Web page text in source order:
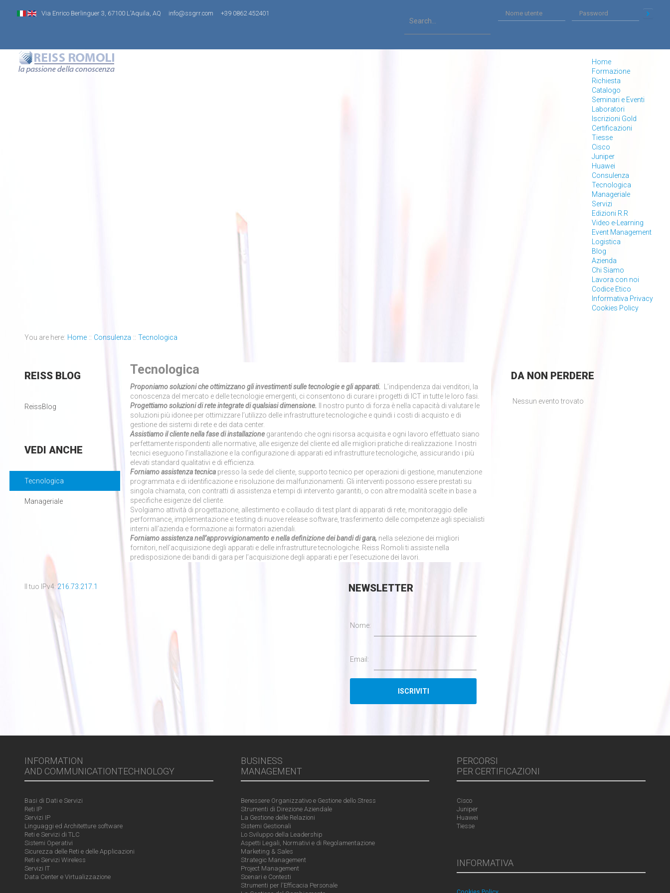
Via Enrico Berlinguer 3, 67100 L'Aquila, AQ info@ssgrr.com +39 0862 452401
Home
Formazione
Richiesta
Catalogo
Seminari e Eventi
Laboratori
Iscrizioni Gold
Certificazioni
Tiesse
Cisco
Juniper
Huawei
Consulenza
Tecnologica
Manageriale
Servizi
Edizioni R.R
Video e-Learning
Event Management
Logistica
Blog
Azienda
Chi Siamo
Lavora con noi
Codice Etico
Informativa Privacy
Cookies Policy
You are here: Home :: Consulenza :: Tecnologica
Tecnologica
Proponiamo soluzioni che ottimizzano gli investimenti sulle tecnologie e gli apparati.
L’indipendenza dai venditori, la
conoscenza del mercato e delle tecnologie emergenti, ci consentono di curare i progetti di ICT in tutte le loro fasi.
Progettiamo soluzioni di rete integrate di qualsiasi dimensione.
Il nostro punto di forza è nella capacità di valutare le
soluzioni più idonee per ottimizzare l’utilizzo delle infrastrutture tecnologiche e quindi i costi di acquisto e di
gestione dei sistemi di rete e dei data center.
Assistiamo il cliente nella fase di installazionegarantendo che ogni risorsa acquisita e ogni lavoro effettuato siano
perfettamente rispondenti alle normative, alle esigenze del cliente ed alle migliori pratiche di realizzazione. I nostri
tecnici eseguono l’installazione e la configurazione di apparati ed infrastrutture tecnologiche, assicurando i più
elevati standard qualitativi e di efficienza.
Forniamo assistenza tecnica presso la sede del cliente, supporto tecnico per operazioni di gestione, manutenzione
programmata e di identificazione e risoluzione dei malfunzionamenti. Gli interventi possono essere prestati su
singola chiamata, con contratti di assistenza e tempi di intervento garantiti, o con altre modalità scelte in base a
specifiche esigenze del cliente.
Svolgiamo attività di progettazione, allestimento e collaudo di test plant di apparati di rete, monitoraggio delle
performance, implementazione e testing di nuove release software, trasferimento delle competenze agli specialisti
interni all’azienda e formazione ai formatori aziendali.
Forniamo assistenza nell’approvvigionamento e nella definizione dei bandi di gara, nella selezione dei migliori
fornitori, nell’acquisizione degli apparati e delle infrastrutture tecnologiche. Reiss Romoli ti assiste nella
predisposizione dei bandi di gara per l’acquisizione degli apparati e per l’esecuzione dei lavori.
REISSBLOG
ReissBlog
VEDI ANCHE
Tecnologica
Manageriale
DANON PERDERE
Nessun evento trovato
Il tuo IPv4: 216.73.217.1 NEWSLETTER
Nome:
Email:
INFORMATION
AND COMMUNICATIONTECHNOLOGY
Basi di Dati e Servizi
Reti IP
Servizi IP
Linguaggi ed Architetture software
Reti e Servizi di TLC
Sistemi Operativi
Sicurezza delle Reti e delle Applicazioni
Reti e Servizi Wireless
Servizi IT
Data Center e Virtualizzazione
BUSINESS
MANAGEMENT
Benessere Organizzativo e Gestione dello Stress
Strumenti di Direzione Aziendale
La Gestione delle Relazioni
Sistemi Gestionali
Lo Sviluppo della Leadership
Aspetti Legali, Normativi e di Regolamentazione
Marketing & Sales
Strategic Management
Project Management
Scenari e Contesti
Strumenti per l'Efficacia Personale
PERCORSI
PER CERTIFICAZIONI
Cisco
Juniper
Huawei
Tiesse
INFORMATIVA